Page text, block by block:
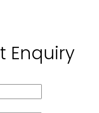
Enquiry